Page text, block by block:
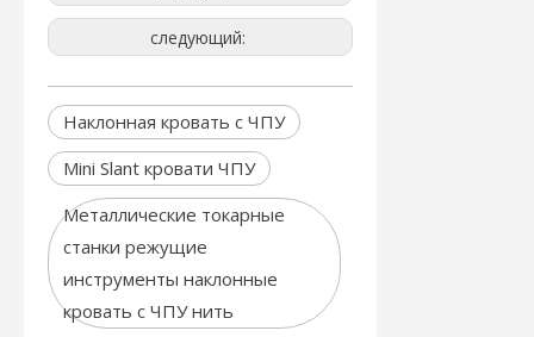
следующий:
Наклонная кровать с ЧПУ
Mini Slant кровати ЧПУ
Металлические токарные
станки режущие
инструменты наклонные
кровать с ЧПУ нить